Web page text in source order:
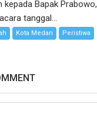
kepada Bapak Prabowo,
tanggal...
Kota Medan Peristiwa